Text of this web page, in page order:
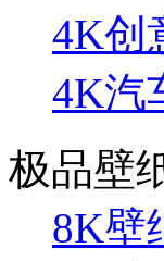
4K创
4K汽
极品壁
8K壁